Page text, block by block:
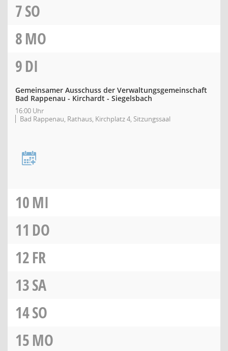
7SO
8MO
9DI
Gemeinsamer Ausschuss der Verwaltungsgemeinschaft
Bad Rappenau - Kirchardt - Siegelsbach
16:00 Uhr
Bad Rappenau, Rathaus, Kirchplatz 4, Sitzungssaal
10MI
11 DO
12FR
13SA
14SO
15MO